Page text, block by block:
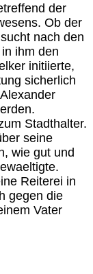
der
Ob der
nach den
ihm den
initiierte,
sicherlich
Stadthalter.
seine
wie gut und
Reiterei in
gegen die
Vater